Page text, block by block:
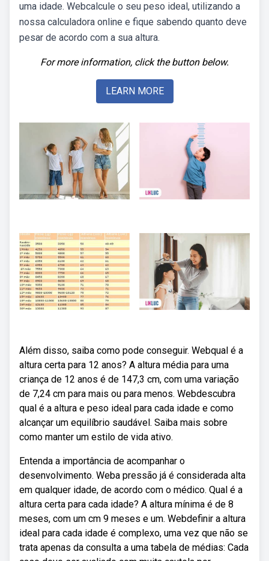
uma idade. Webcalcule o seu peso ideal, utilizando a
nossa calculadora online e fique sabendo quanto deve
pesar de acordo com a sua altura.
For more information, click the button below.
LEARN MORE
Além disso, saiba como pode conseguir. Webqual é a
altura certa para 12 anos? A altura média para uma
criança de 12 anos é de 147,3 cm, com uma variação
de 7,24 cm para mais ou para menos. Webdescubra
qual é a altura e peso ideal para cada idade e como
alcançar um equilíbrio saudável. Saiba mais sobre
como manter um estilo de vida ativo.
Entenda a importância de acompanhar o
desenvolvimento. Weba pressão já é considerada alta
em qualquer idade, de acordo com o médico. Qual é a
altura certa para cada idade? A altura mínima é de 8
meses, com um cm 9 meses e um. Webdefinir a altura
ideal para cada idade é complexo, uma vez que não se
trata apenas da consulta a uma tabela de médias: Cada